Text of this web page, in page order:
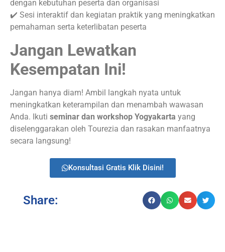
dengan kebutuhan peserta dan organisasi
✔️ Sesi interaktif dan kegiatan praktik yang meningkatkan
pemahaman serta keterlibatan peserta
Jangan Lewatkan
Kesempatan Ini!
Jangan hanya diam! Ambil langkah nyata untuk
meningkatkan keterampilan dan menambah wawasan
Anda. Ikuti seminar dan workshop Yogyakarta yang
diselenggarakan oleh Tourezia dan rasakan manfaatnya
secara langsung!
Konsultasi Gratis Klik Disini!
Share: